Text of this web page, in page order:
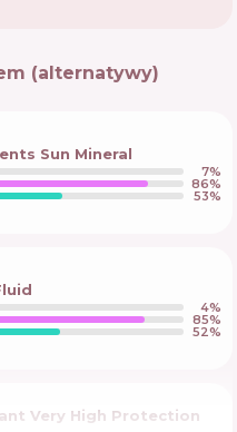
(alternatywy)
Sun Mineral
7%
86%
53%
4%
85%
52%
Very High Protection